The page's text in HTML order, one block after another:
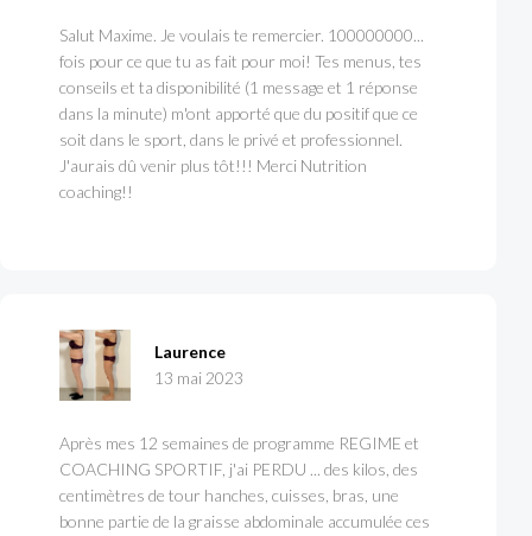
Salut Maxime. Je voulais te remercier. 100000000...
fois pour ce que tu as fait pour moi! Tes menus, tes
conseils et ta disponibilité (1 message et 1 réponse
dans la minute) m'ont apporté que du positif que ce
soit dans le sport, dans le privé et professionnel.
J'aurais dû venir plus tôt!!! Merci Nutrition
coaching!!
Laurence
13 mai 2023
Après mes 12 semaines de programme REGIME et
COACHING SPORTIF, j'ai PERDU ... des kilos, des
centimètres de tour hanches, cuisses, bras, une
bonne partie de la graisse abdominale accumulée ces